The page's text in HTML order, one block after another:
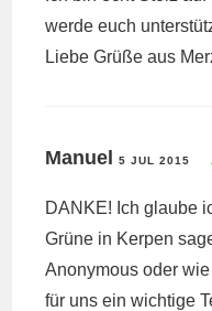
werde euch
Liebe Grüße aus
Manuel5 JUL 2015
DANKE! Ich glaube
Grüne in Kerpen
Anonymous oder
für uns ein wichtige